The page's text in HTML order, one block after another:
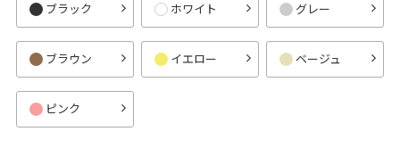
ブラック ホワイト グレー
ブラウン イエロー ベージュ
ピンク